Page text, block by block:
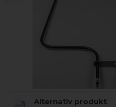
Alternativ produkt